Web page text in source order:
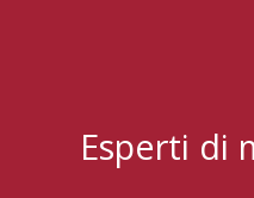
Esperti di